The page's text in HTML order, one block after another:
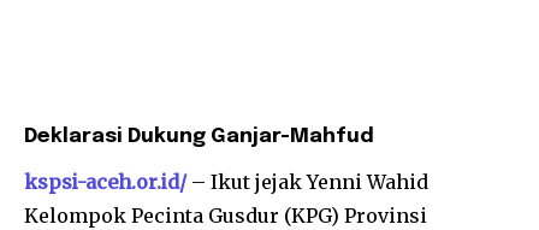
Deklarasi Dukung Ganjar-Mahfud
kspsi-aceh.or.id/– Ikut jejak Yenni Wahid
Kelompok Pecinta Gusdur (KPG) Provinsi